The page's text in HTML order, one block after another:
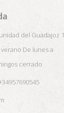
del Guadajoz 1
De lunes a
cerrado